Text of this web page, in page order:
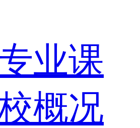
业课
概况